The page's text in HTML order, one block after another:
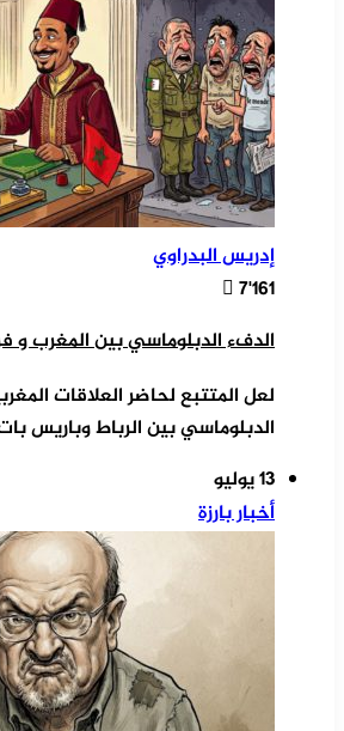
إدريس البدراوي
7٬161
الدفء الدبلوماسي بين المغرب و
لعل المتتبع لحاضر العلاقات
الدبلوماسي بين الرباط وباريس
13 يوليو
أخبار بارزة